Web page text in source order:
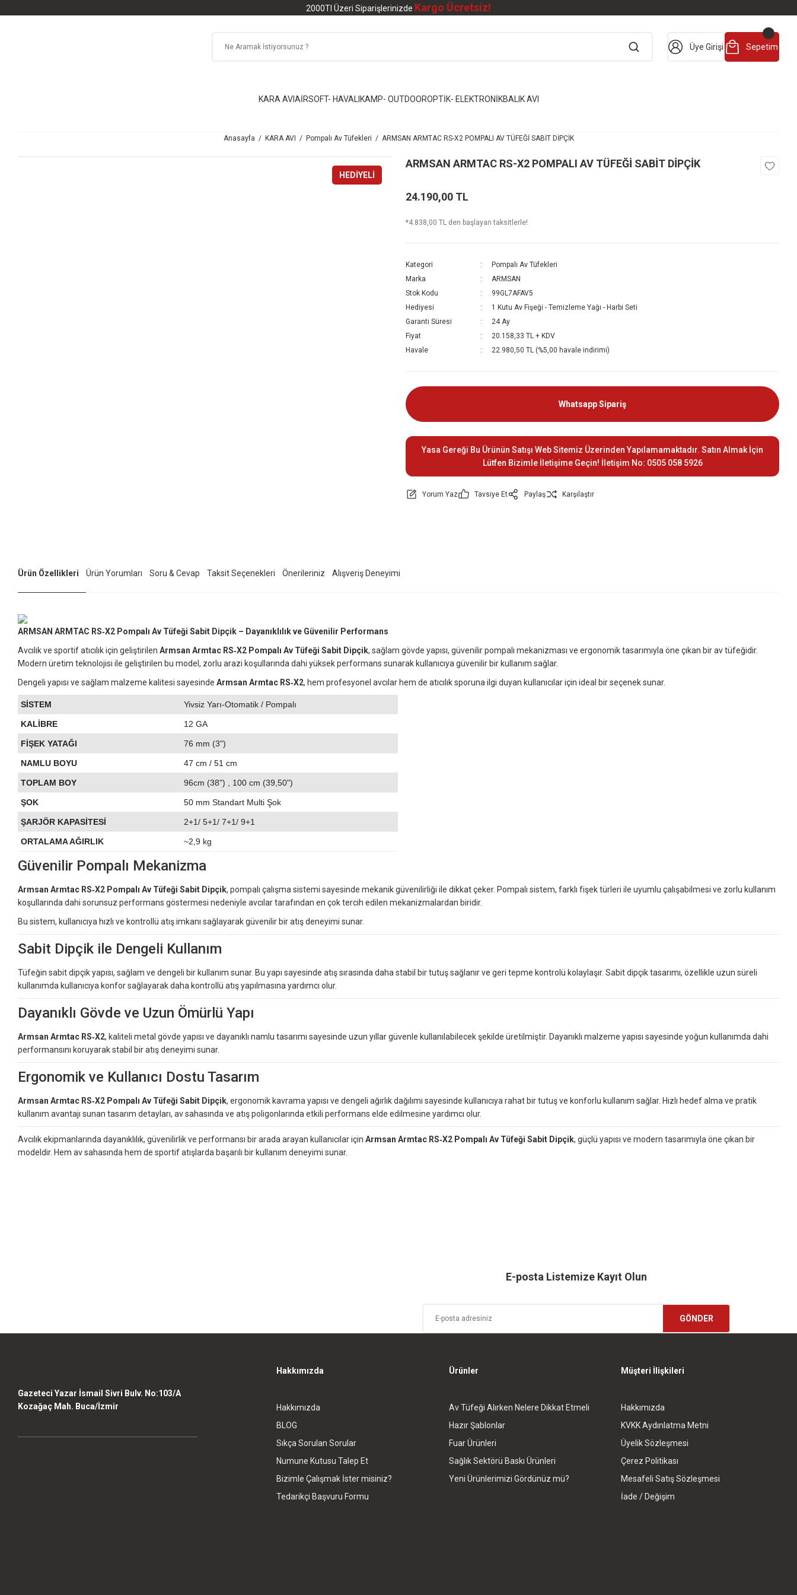
2000Tl Üzeri Siparişlerinizde Kargo Ücretsiz!
Üye Girişi Sepetim
KARA AVIAİRSOFT- HAVALI KAMP- OUTDOOROPTİK- ELEKTRONİKBALIK AVI
Anasayfa KARA AVI Pompalı Av Tüfekleri ARMSAN ARMTAC RS-X2 POMPALI AV TÜFEĞİ SABİT DİPÇİK
HEDİYELİ
ARMSAN ARMTAC RS-X2 POMPALI AV TÜFEĞİ SABİT DİPÇİK
24.190,00 TL
*4.838,00 TL den başlayan taksitlerle!
Kategori
Pompalı Av Tüfekleri
Marka
ARMSAN
Stok Kodu
99GL7AFAV5
Hediyesi
1 Kutu Av Fişeği - Temizleme Yağı - Harbi Seti
Garanti Süresi
24 Ay
Fiyat
20.158,33 TL + KDV
Havale
22.980,50 TL (%5,00 havale indirimi)
Whatsapp Sipariş
Yasa Gereği Bu Ürünün Satışı Web Sitemiz Üzerinden Yapılamamaktadır. Satın Almak İçin
Lütfen Bizimle İletişime Geçin! İletişim No: 0505 058 5926
Yorum Yaz Tavsiye Et Paylaş Karşılaştır
Ürün Özellikleri Ürün Yorumları Soru & Cevap Taksit Seçenekleri Önerileriniz Alışveriş Deneyimi
ARMSAN ARMTAC RS‑X2 Pompalı Av Tüfeği Sabit Dipçik – Dayanıklılık ve Güvenilir Performans
Avcılık ve sportif atıcılık için geliştirilen Armsan Armtac RS‑X2 Pompalı Av Tüfeği Sabit Dipçik, sağlam gövde yapısı, güvenilir pompalı mekanizması ve ergonomik tasarımıyla öne çıkan bir av tüfeğidir.
Modern üretim teknolojisi ile geliştirilen bu model, zorlu arazi koşullarında dahi yüksek performans sunarak kullanıcıya güvenilir bir kullanım sağlar.
Dengeli yapısı ve sağlam malzeme kalitesi sayesinde Armsan Armtac RS‑X2, hem profesyonel avcılar hem de atıcılık sporuna ilgi duyan kullanıcılar için ideal bir seçenek sunar.
SİSTEM Yivsiz Yarı-Otomatik / Pompalı
KALİBRE 12 GA
FİŞEK YATAĞI 76 mm (3")
NAMLU BOYU 47 cm / 51 cm
TOPLAM BOY 96cm (38") , 100 cm (39,50")
ŞOK 50 mm Standart Multi Şok
ŞARJÖR KAPASİTESİ 2+1/ 5+1/ 7+1/ 9+1
ORTALAMA AĞIRLIK ~2,9 kg
Güvenilir Pompalı Mekanizma
Armsan Armtac RS‑X2 Pompalı Av Tüfeği Sabit Dipçik, pompalı çalışma sistemi sayesinde mekanik güvenilirliği ile dikkat çeker. Pompalı sistem, farklı fişek türleri ile uyumlu çalışabilmesi ve zorlu kullanım
koşullarında dahi sorunsuz performans göstermesi nedeniyle avcılar tarafından en çok tercih edilen mekanizmalardan biridir.
Bu sistem, kullanıcıya hızlı ve kontrollü atış imkanı sağlayarak güvenilir bir atış deneyimi sunar.
Sabit Dipçik ile Dengeli Kullanım
Tüfeğin sabit dipçik yapısı, sağlam ve dengeli bir kullanım sunar. Bu yapı sayesinde atış sırasında daha stabil bir tutuş sağlanır ve geri tepme kontrolü kolaylaşır. Sabit dipçik tasarımı, özellikle uzun süreli
kullanımda kullanıcıya konfor sağlayarak daha kontrollü atış yapılmasına yardımcı olur.
Dayanıklı Gövde ve Uzun Ömürlü Yapı
Armsan Armtac RS‑X2, kaliteli metal gövde yapısı ve dayanıklı namlu tasarımı sayesinde uzun yıllar güvenle kullanılabilecek şekilde üretilmiştir. Dayanıklı malzeme yapısı sayesinde yoğun kullanımda dahi
performansını koruyarak stabil bir atış deneyimi sunar.
Ergonomik ve Kullanıcı Dostu Tasarım
Armsan Armtac RS‑X2 Pompalı Av Tüfeği Sabit Dipçik, ergonomik kavrama yapısı ve dengeli ağırlık dağılımı sayesinde kullanıcıya rahat bir tutuş ve konforlu kullanım sağlar. Hızlı hedef alma ve pratik
kullanım avantajı sunan tasarım detayları, av sahasında ve atış poligonlarında etkili performans elde edilmesine yardımcı olur.
Avcılık ekipmanlarında dayanıklılık, güvenilirlik ve performansı bir arada arayan kullanıcılar için Armsan Armtac RS‑X2 Pompalı Av Tüfeği Sabit Dipçik, güçlü yapısı ve modern tasarımıyla öne çıkan bir
modeldir. Hem av sahasında hem de sportif atışlarda başarılı bir kullanım deneyimi sunar.
E-posta Listemize Kayıt Olun
GÖNDER
Gazeteci Yazar İsmail Sivri Bulv. No:103/A
Kozağaç Mah. Buca/İzmir
Hakkımızda
Hakkımızda
BLOG
Sıkça Sorulan Sorular
Numune Kutusu Talep Et
Bizimle Çalışmak İster misiniz?
Tedarikçi Başvuru Formu
Ürünler
Av Tüfeği Alırken Nelere Dikkat Etmeli
Hazır Şablonlar
Fuar Ürünleri
Sağlık Sektörü Baskı Ürünleri
Yeni Ürünlerimizi Gördünüz mü?
Müşteri İlişkileri
Hakkımızda
KVKK Aydınlatma Metni
Üyelik Sözleşmesi
Çerez Politikası
Mesafeli Satış Sözleşmesi
İade / Değişim